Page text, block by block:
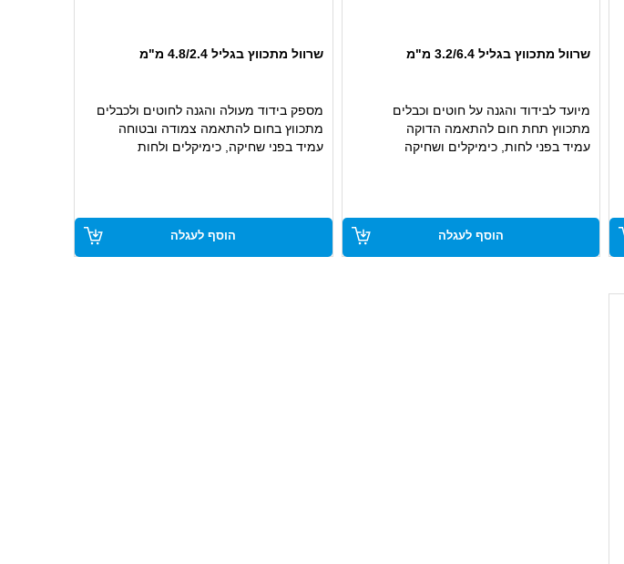
שרוול מתכווץ בגליל 3.2/6.4 מ"מ
מיועד לבידוד והגנה על חוטים וכבלים
מתכווץ תחת חום להתאמה הדוקה
עמיד בפני לחות, כימיקלים ושחיקה
הוסף לעגלה
שרוול מתכווץ בגליל 4.8/2.4 מ"מ
מספק בידוד מעולה והגנה לחוטים ולכבלים
מתכווץ בחום להתאמה צמודה ובטוחה
עמיד בפני שחיקה, כימיקלים ולחות
הוסף לעגלה